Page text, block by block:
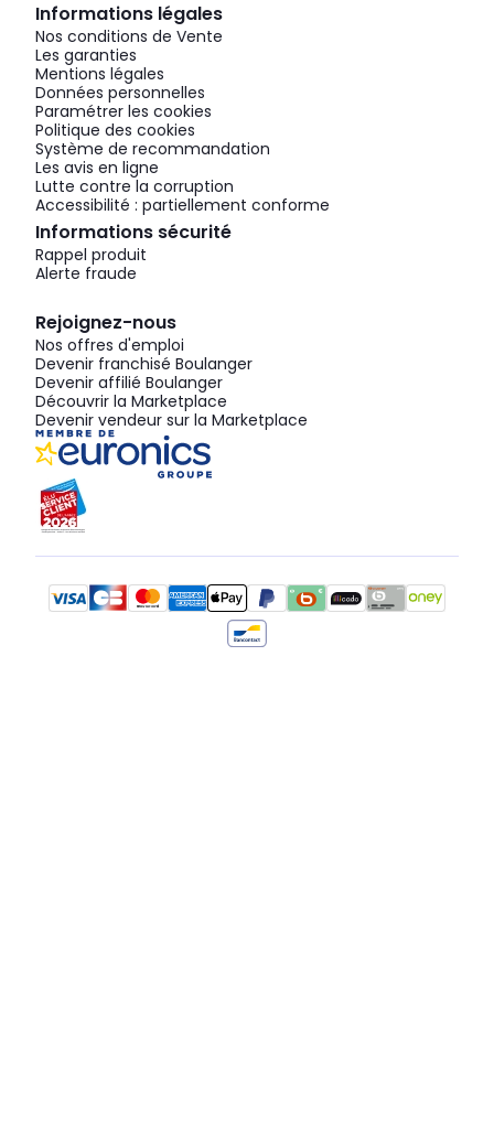
Informations légales
Nos conditions de Vente
Les garanties
Mentions légales
Données personnelles
Paramétrer les cookies
Politique des cookies
Système de recommandation
Les avis en ligne
Lutte contre la corruption
Accessibilité : partiellement conforme
Informations sécurité
Rappel produit
Alerte fraude
Rejoignez-nous
Nos offres d'emploi
Devenir franchisé Boulanger
Devenir affilié Boulanger
Découvrir la Marketplace
Devenir vendeur sur la Marketplace